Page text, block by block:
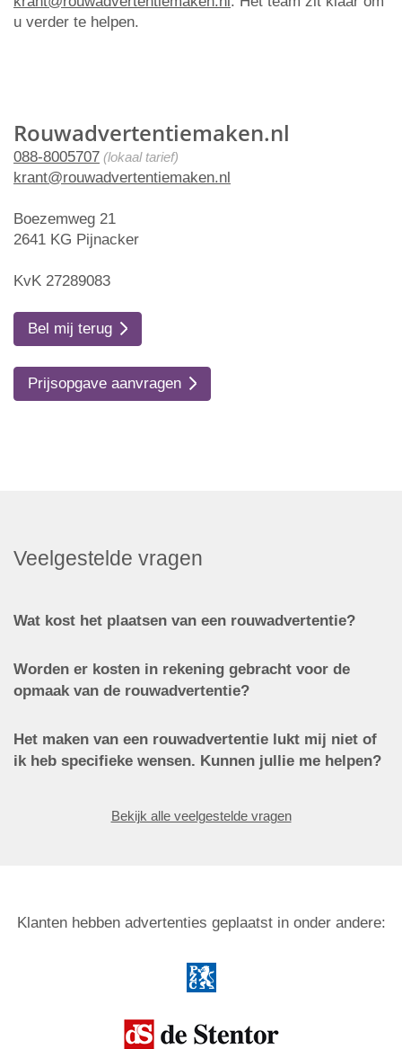
Rouwadvertentiemaken.nl
088-8005707 (lokaal tarief)
krant@rouwadvertentiemaken.nl
Boezemweg 21
2641 KG Pijnacker
KvK 27289083
Bel mij terug
Prijsopgave aanvragen
u verder te helpen.
Veelgestelde vragen
Wat kost het plaatsen van een rouwadvertentie?
Worden er kosten in rekening gebracht voor de
opmaak van de rouwadvertentie?
Het maken van een rouwadvertentie lukt mij niet of
ik heb specifieke wensen. Kunnen jullie me helpen?
Bekijk alle veelgestelde vragen
Klanten hebben advertenties geplaatst in onder andere: